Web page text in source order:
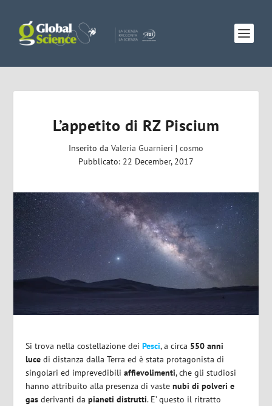
L’appetito di RZ Piscium
Inserito da Valeria Guarnieri | cosmo
Pubblicato: 22 December, 2017
Si trova nella costellazione deiPesci, a circa 550 anni
luce di distanza dalla Terra ed è stata protagonista di
singolari ed imprevedibiliaffievolimenti, che gli studiosi
hanno attribuito alla presenza di vastenubi di polveri e
gas derivanti dapianeti distrutti. E’ questo il ritratto